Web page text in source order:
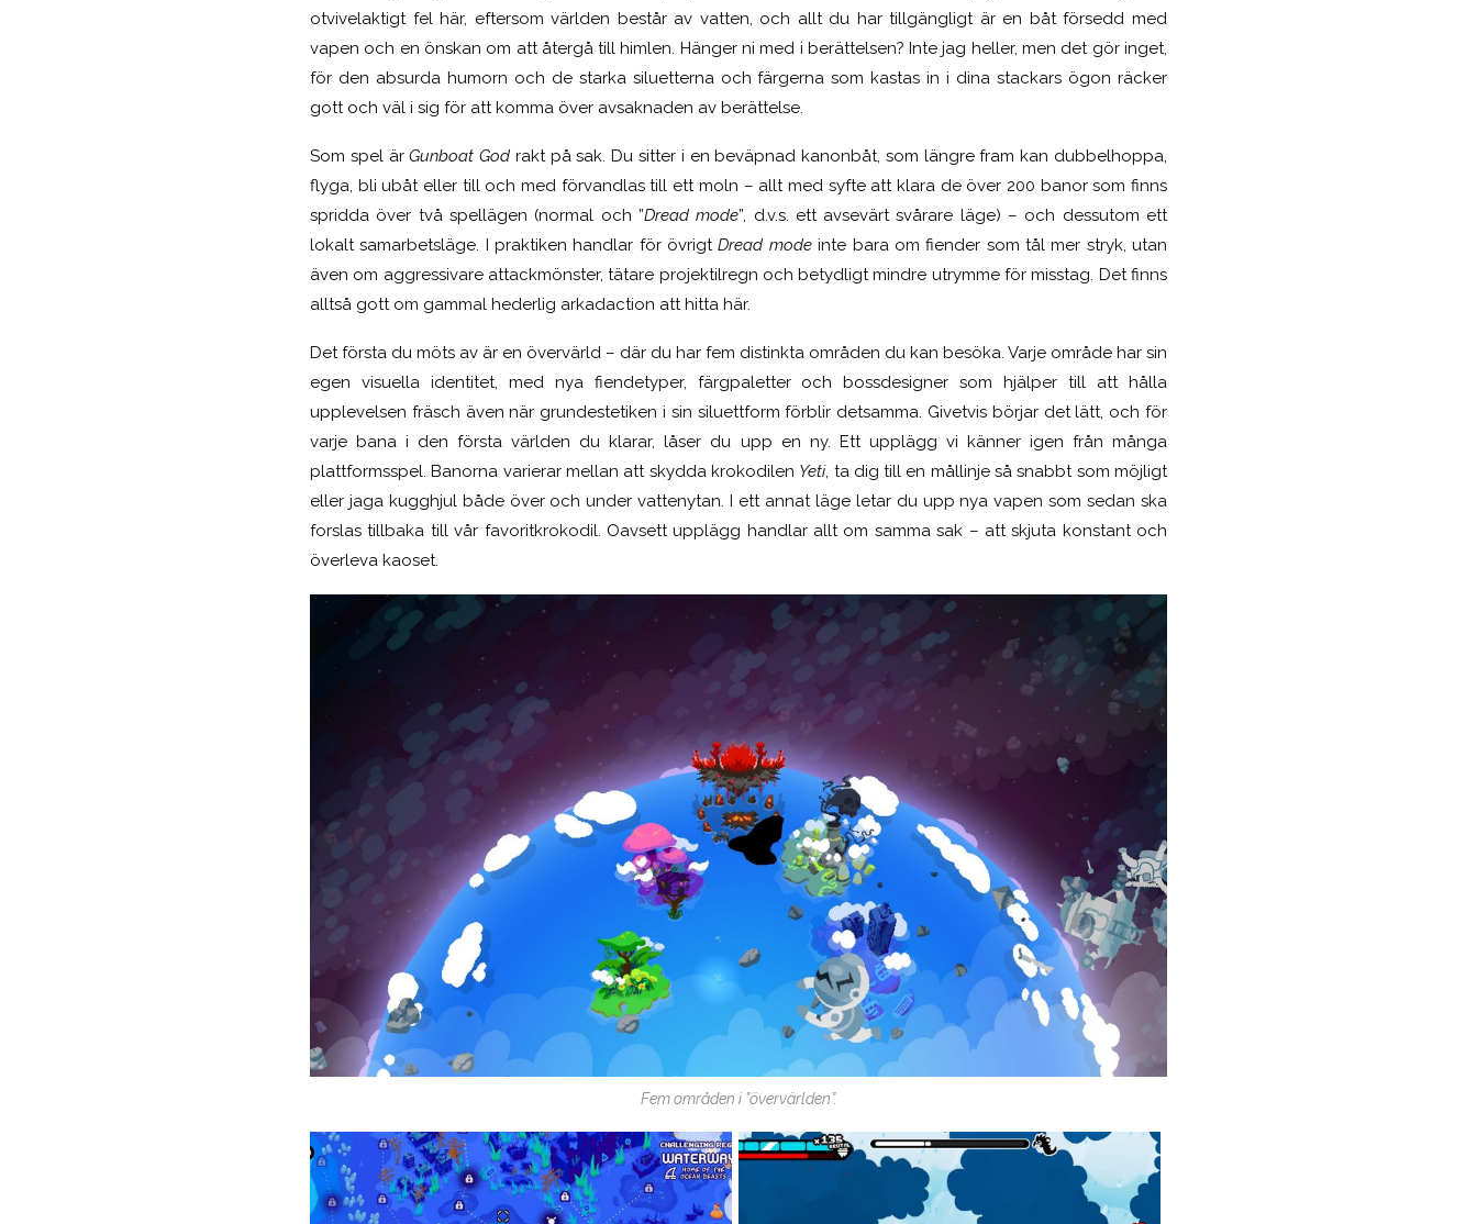
otvivelaktigt fel här, eftersom världen består av vatten, och allt du har tillgängligt är en båt försedd med
vapen och en önskan om att återgå till himlen. Hänger ni med i berättelsen? Inte jag heller, men det gör inget,
för den absurda humorn och de starka siluetterna och färgerna som kastas in i dina stackars ögon räcker
gott och väl i sig för att komma över avsaknaden av berättelse.
Som spel ärGunboat God rakt på sak. Du sitter i en beväpnad kanonbåt, som längre fram kan dubbelhoppa,
flyga, bli ubåt eller till och med förvandlas till ett moln – allt med syfte att klara de över 200 banor som finns
spridda över två spellägen (normal och ”Dread mode”, d.v.s. ett avsevärt svårare läge) – och dessutom ett
lokalt samarbetsläge. I praktiken handlar för övrigtDread modeinte bara om fiender som tål mer stryk, utan
även om aggressivare attackmönster, tätare projektilregn och betydligt mindre utrymme för misstag. Det finns
alltså gott om gammal hederlig arkadaction att hitta här.
Det första du möts av är en övervärld – där du har fem distinkta områden du kan besöka. Varje område har sin
egen visuella identitet, med nya fiendetyper, färgpaletter och bossdesigner som hjälper till att hålla
upplevelsen fräsch även när grundestetiken i sin siluettform förblir detsamma. Givetvis börjar det lätt, och för
varje bana i den första världen du klarar, låser du upp en ny. Ett upplägg vi känner igen från många
plattformsspel. Banorna varierar mellan att skydda krokodilen Yeti, ta dig till en mållinje så snabbt som möjligt
eller jaga kugghjul både över och under vattenytan. I ett annat läge letar du upp nya vapen som sedan ska
forslas tillbaka till vår favoritkrokodil. Oavsett upplägg handlar allt om samma sak – att skjuta konstant och
överleva kaoset.
Fem områden i ”övervärlden”.